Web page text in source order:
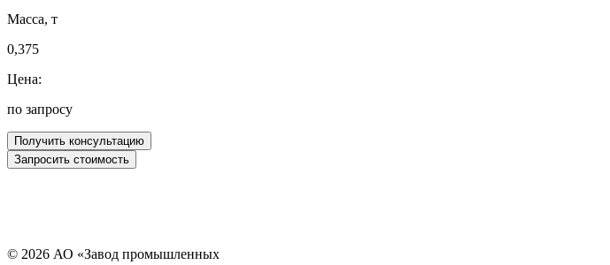
Масса, т
0,375
Цена:
по запросу
© 2026 АО «Завод промышленных